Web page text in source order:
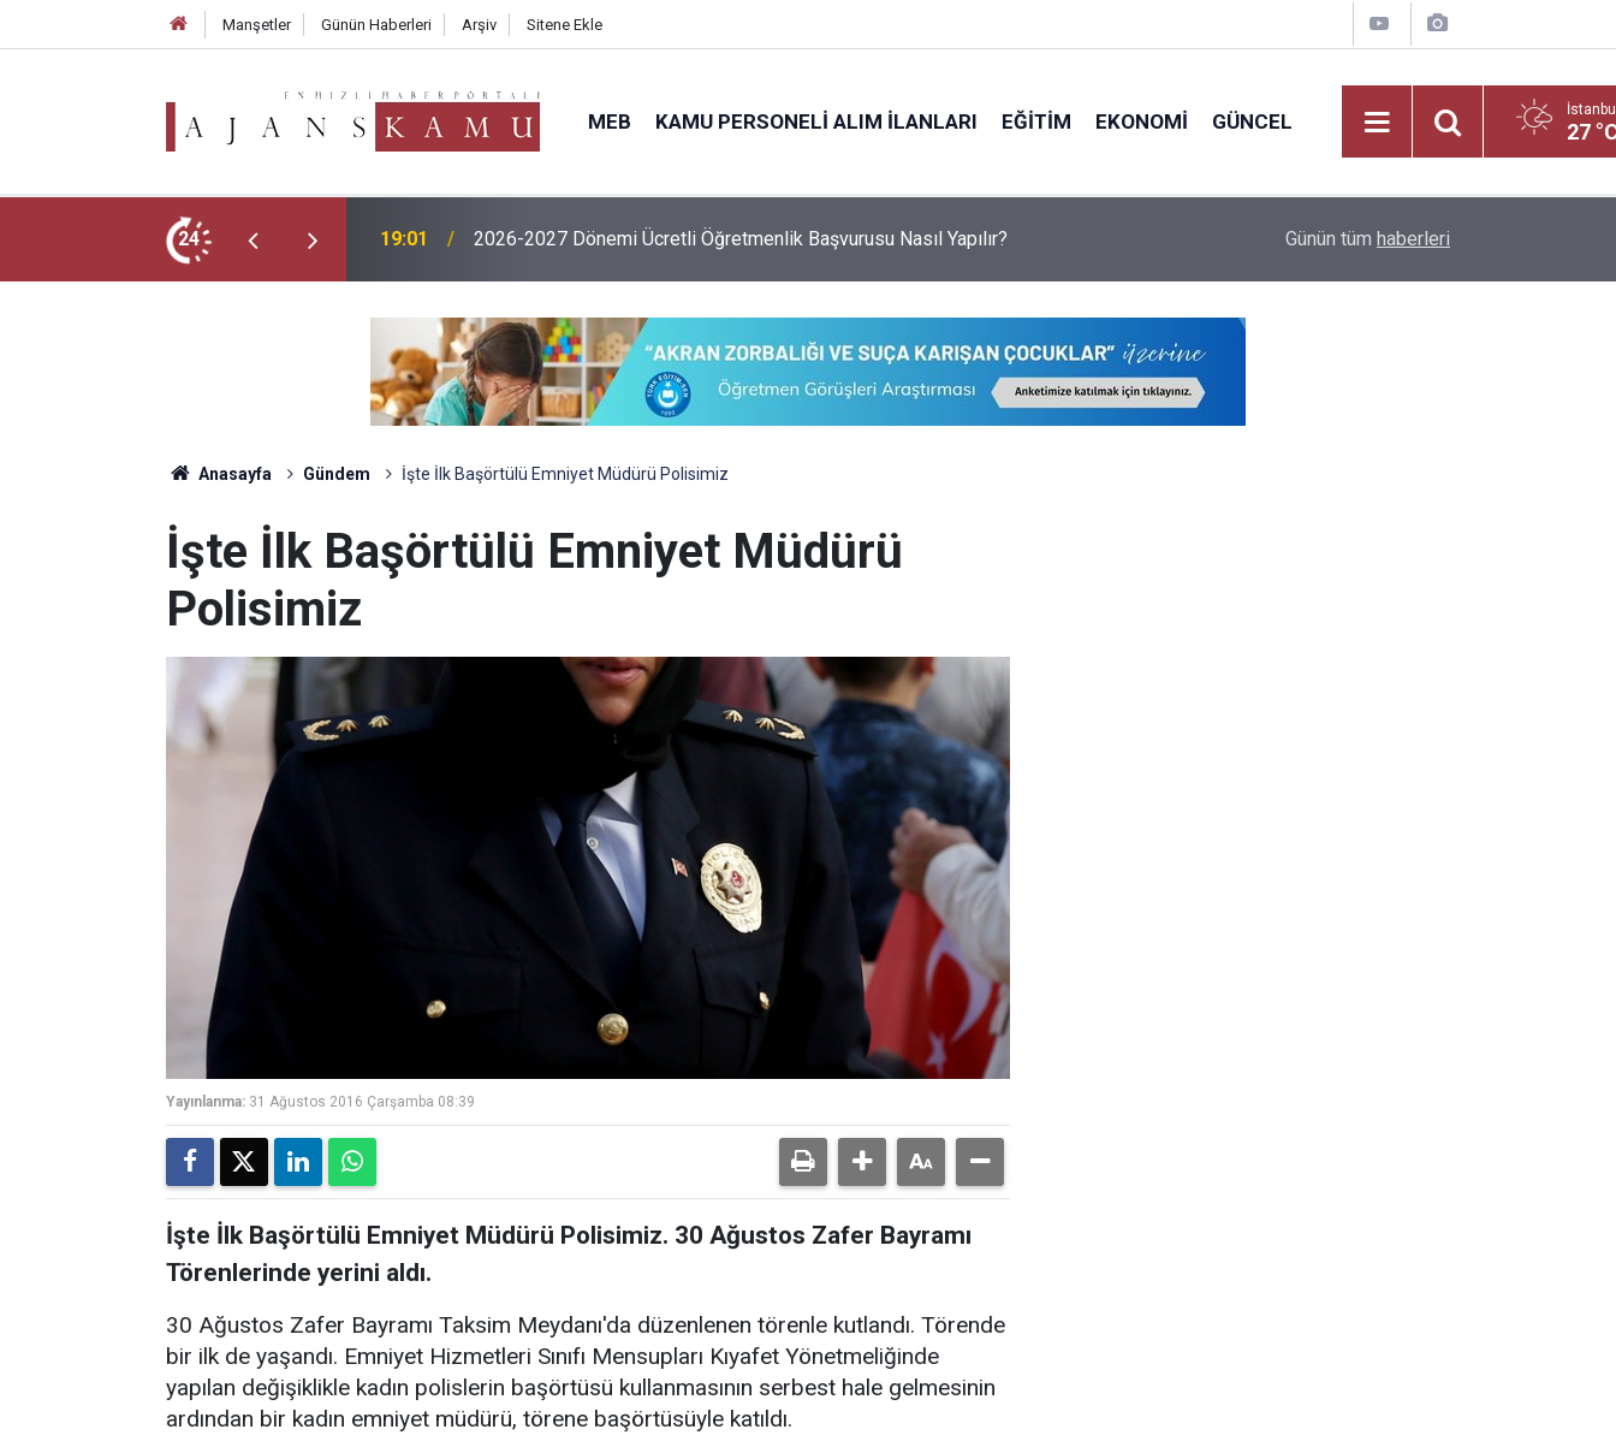
Manşetler Günün Haberleri Arşiv Sitene Ekle
MEB KAMU PERSONELI ALIM İLANLARI EĞITIM EKONOMI GÜNCEL 27
24
Başvurusu Nasıl Yapılır? 17:02
TMO 2026 Sezonu Fındık Alım Fiyatlarını Açıkladı: Giresun 255 TL, Levant
250 TL
Nereden Yapılacak?
Günün tüm haberleri
Anasayfa Gündem İşte İlk Başörtülü Emniyet Müdürü Polisimiz
İşte İlk Başörtülü Emniyet Müdürü
Polisimiz
Yayınlanma: 31 Ağustos 2016 Çarşamba 08:39
İşte İlk Başörtülü Emniyet Müdürü Polisimiz. 30 Ağustos Zafer Bayramı
Törenlerinde yerini aldı.
30 Ağustos Zafer Bayramı Taksim Meydanı'da düzenlenen törenle kutlandı. Törende
bir ilk de yaşandı. Emniyet Hizmetleri Sınıfı Mensupları Kıyafet Yönetmeliğinde
yapılan değişiklikle kadın polislerin başörtüsü kullanmasının serbest hale gelmesinin
ardından bir kadın emniyet müdürü, törene başörtüsüyle katıldı.